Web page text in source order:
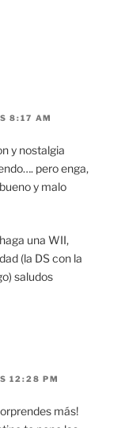
8:17 AM
y nostalgia
pero enga,
y malo
una WII,
(la DS con la
saludos
12:28 PM
más!